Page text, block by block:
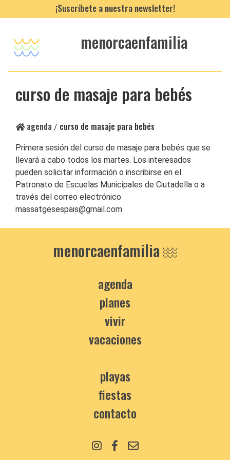
¡Suscríbete a nuestra newsletter!
menorcaenfamilia
curso de masaje para bebés
agenda / curso de masaje para bebés
Primera sesión del curso de masaje para bebés que se
llevará a cabo todos los martes. Los interesados
pueden solicitar información o inscribirse en el
Patronato de Escuelas Municipales de Ciutadella o a
través del correo electrónico
massatgesespais@gmail.com
menorcaenfamilia
agenda
planes
vivir
vacaciones
playas
fiestas
contacto